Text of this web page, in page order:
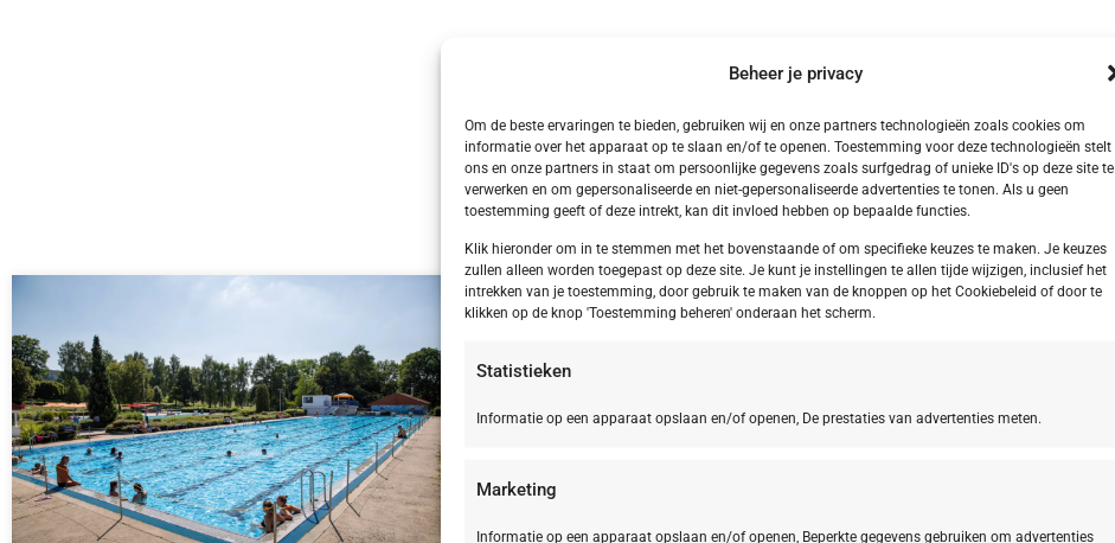
Beheer je privacy
Om de beste ervaringen te bieden, gebruiken wij en onze partners technologieën zoals cookies om
informatie over het apparaat op te slaan en/of te openen. Toestemming voor deze technologieën stelt
ons en onze partners in staat om persoonlijke gegevens zoals surfgedrag of unieke ID's op deze site te
verwerken en om gepersonaliseerde en niet-gepersonaliseerde advertenties te tonen. Als u geen
toestemming geeft of deze intrekt, kan dit invloed hebben op bepaalde functies.
Klik hieronder om in te stemmen met het bovenstaande of om specifieke keuzes te maken. Je keuzes
zullen alleen worden toegepast op deze site. Je kunt je instellingen te allen tijde wijzigen, inclusief het
intrekken van je toestemming, door gebruik te maken van de knoppen op het Cookiebeleid of door te
klikken op de knop 'Toestemming beheren' onderaan het scherm.
Statistieken
Informatie op een apparaat opslaan en/of openen, De prestaties van advertenties meten.
Marketing
Informatie op een apparaat opslaan en/of openen, Beperkte gegevens gebruiken om advertenties
Meer Kampeervakanties